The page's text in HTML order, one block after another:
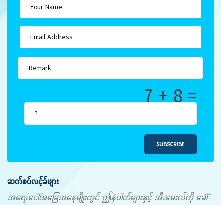
7 + 8 =
SUBSCRIBE
ဆက်စပ်လင့်ခ်များ
အရေးပေါ်အခြေအနေမျိုးတွင် ဤနံပါတ်များနှင့် အီးမေးလ်ကို ခေါ်